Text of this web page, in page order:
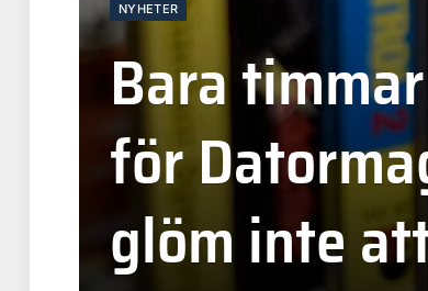
NYHETER
Bara
för
glöm inte